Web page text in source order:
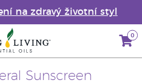
na zdravý životní styl
0
Sunscreen